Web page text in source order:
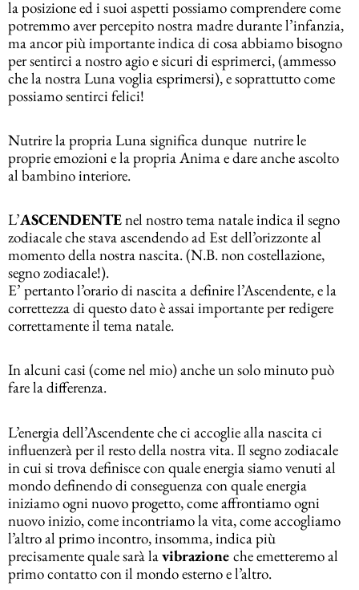
la posizione ed i suoi aspetti possiamo comprendere come
potremmo aver percepito nostra madre durante l’infanzia,
ma ancor più importante indica di cosa abbiamo bisogno
per sentirci a nostro agio e sicuri di esprimerci, (ammesso
che la nostra Luna voglia esprimersi), e soprattutto come
possiamo sentirci felici!
Nutrire la propria Luna significa dunque nutrire le
proprie emozioni e la propria Anima e dare anche ascolto
al bambino interiore.
L’ASCENDENTEnel nostro tema natale indica il segno
zodiacale che stava ascendendo ad Est dell’orizzonte al
momento della nostra nascita. (N.B. non costellazione,
segno zodiacale!).
E’ pertanto l’orario di nascita a definire l’Ascendente, e la
correttezza di questo dato è assai importante per redigere
correttamente il tema natale.
In alcuni casi (come nel mio) anche un solo minuto può
fare la differenza.
L’energia dell’Ascendente che ci accoglie alla nascita ci
influenzerà per il resto della nostra vita. Il segno zodiacale
in cui si trova definisce con quale energia siamo venuti al
mondo definendo di conseguenza con quale energia
iniziamo ogni nuovo progetto, come affrontiamo ogni
nuovo inizio, come incontriamo la vita, come accogliamo
l’altro al primo incontro, insomma, indica più
precisamente quale sarà lavibrazione che emetteremo al
primo contatto con il mondo esterno e l’altro.